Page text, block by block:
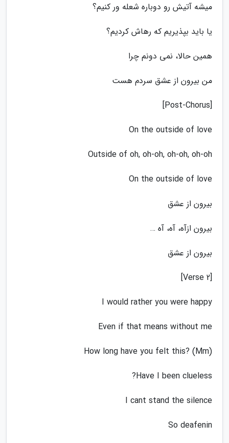
میشه آتیش رو دوباره شعله ور کنیم؟
یا باید بپذیریم که رهاش کردیم؟
همین حالا، نمی دونم چرا
من بیرون از عشق سردم هست
[Post-Chorus]
On the outside of love
Outside of oh, oh-oh, oh-oh, oh-oh
On the outside of love
بیرون از عشق
بیرون ازآه، آه، آه …
بیرون از عشق
[Verse 2]
I would rather you were happy
Even if that means without me
How long have you felt this? (Mm)
Have I been clueless?
I cant stand the silence
So deafenin